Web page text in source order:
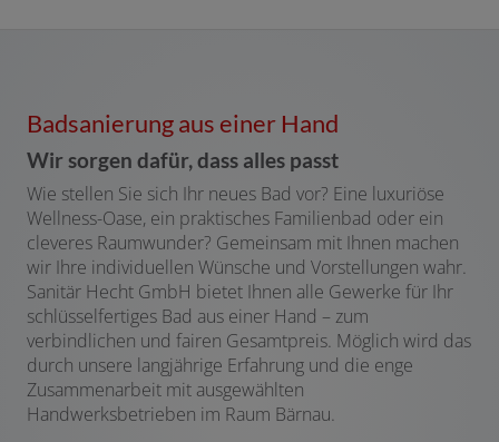
Badsanierung aus einer Hand
Wir sorgen dafür, dass alles passt
Wie stellen Sie sich Ihr neues Bad vor? Eine luxuriöse
Wellness-Oase, ein praktisches Familienbad oder ein
cleveres Raumwunder? Gemeinsam mit Ihnen machen
wir Ihre individuellen Wünsche und Vorstellungen wahr.
Sanitär Hecht GmbH bietet Ihnen alle Gewerke für Ihr
schlüsselfertiges Bad aus einer Hand – zum
verbindlichen und fairen Gesamtpreis. Möglich wird das
durch unsere langjährige Erfahrung und die enge
Zusammenarbeit mit ausgewählten
Handwerksbetrieben im Raum Bärnau.